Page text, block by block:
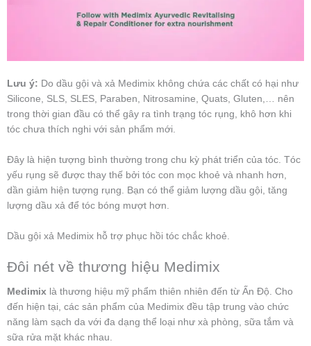
Lưu ý: Do dầu gội và xả Medimix không chứa các chất có hại như
Silicone, SLS, SLES, Paraben, Nitrosamine, Quats, Gluten,… nên
trong thời gian đầu có thể gây ra tình trạng tóc rụng, khô hơn khi
tóc chưa thích nghi với sản phẩm mới.
Đây là hiện tượng bình thường trong chu kỳ phát triển của tóc. Tóc
yếu rụng sẽ được thay thế bởi tóc con mọc khoẻ và nhanh hơn,
dần giảm hiện tượng rụng. Bạn có thể giảm lượng dầu gội, tăng
lượng dầu xả để tóc bóng mượt hơn.
Dầu gội xả Medimix hỗ trợ phục hồi tóc chắc khoẻ.
Đôi nét về thương hiệu Medimix
Medimix là thương hiệu mỹ phẩm thiên nhiên đến từ Ấn Độ. Cho
đến hiện tại, các sản phẩm của Medimix đều tập trung vào chức
năng làm sạch da với đa dạng thể loại như xà phòng, sữa tắm và
sữa rửa mặt khác nhau.